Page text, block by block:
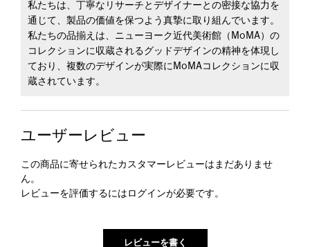
私たちは、丁寧なリサーチとデザイナーとの密接な協力を
通じて、製品の価値を保つよう真摯に取り組んでいます。
私たちの品揃えは、ニューヨーク近代美術館（MoMA）の
コレクションに収蔵されるグッドデザインの精神を体現し
ており、複数のデザインが実際にMoMAコレクションに収
蔵されています。
ユーザーレビュー
この商品に寄せられたカスタマーレビューはまだありませ
ん。
レビューを評価するには ログインが必要です。